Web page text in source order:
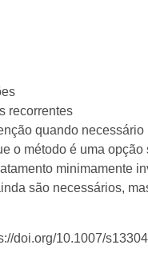
recorrentes
quando necessário
o método é uma
minimamente
são necessários,
doi.org/10.1007/